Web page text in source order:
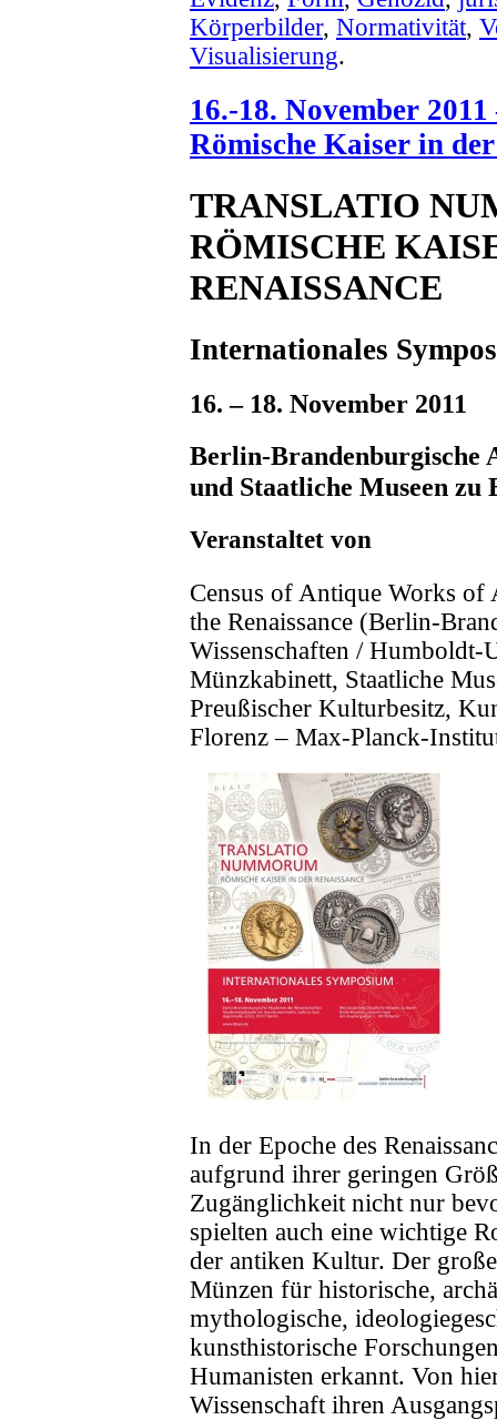
Körperbilder, Normativität,
Visualisierung.
16.-18. November
Römische Kaiser in
TRANSLATIO
RÖMISCHE
RENAISSANCE
Internationales
16. – 18. November 2011
Berlin-Brandenburgische
und Staatliche Museen zu
Veranstaltet von
Census of Antique Works
the Renaissance (Berlin-
Wissenschaften /
Münzkabinett, Staatliche
Preußischer Kulturbesitz,
Florenz – Max-Planck-
In der Epoche des
aufgrund ihrer geringen
Zugänglichkeit nicht nur
spielten auch eine wichtige
der antiken Kultur. Der
Münzen für historische,
mythologische,
kunsthistorische
Humanisten erkannt. Von
Wissenschaft ihren